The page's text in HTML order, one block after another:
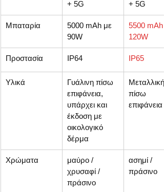
+ 5G + 5G
Μπαταρία
5000 mAh με
90W
5500 mAh
120W
Προστασία IP64 IP65
Υλικά
Γυάλινη πίσω
επιφάνεια,
υπάρχει και
έκδοση με
οικολογικό
δέρμα
Μεταλλική
πίσω
επιφάνεια
Χρώματα
μαύρο /
χρυσαφί /
πράσινο
ασημί /
πράσινο